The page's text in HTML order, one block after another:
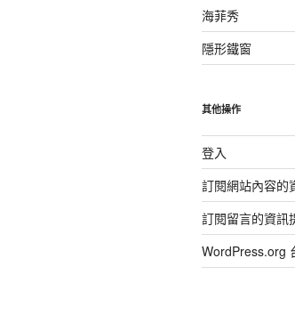
海菲秀
隱形鐵窗
其他操作
登入
訂閱網站內容的
訂閱留言的資訊
WordPress.org